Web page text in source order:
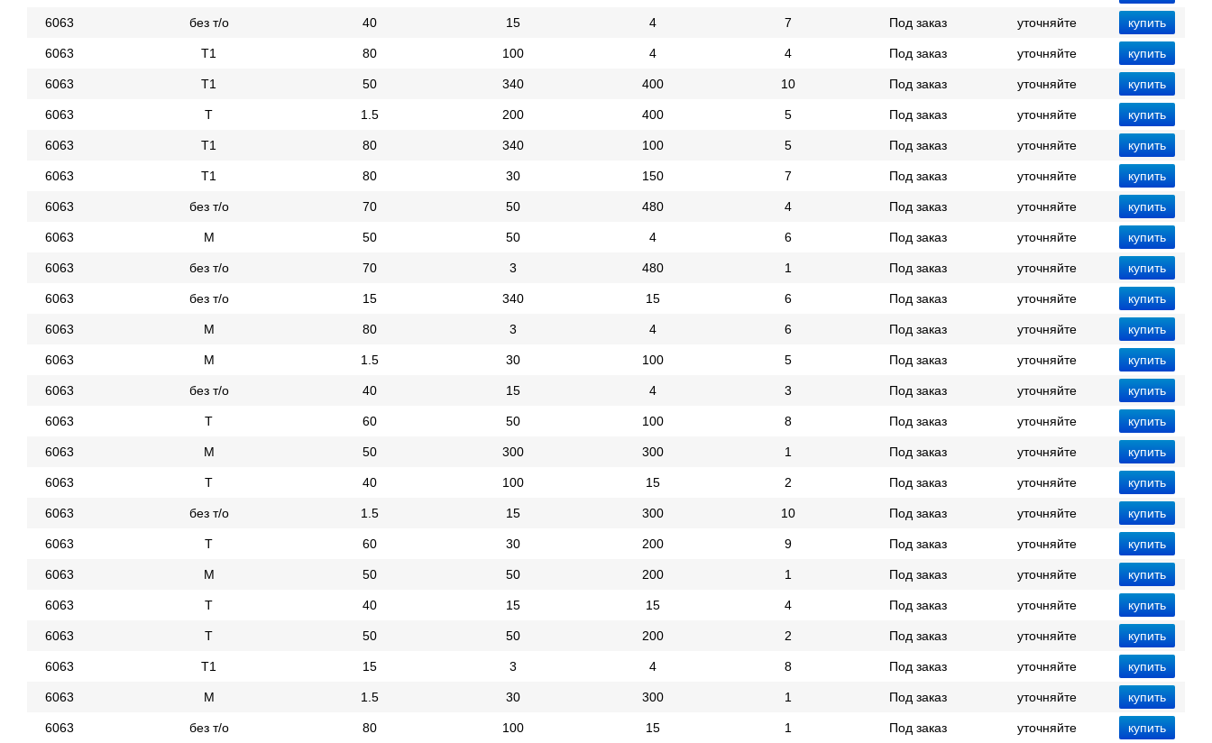
6063 без т/о 40 15 4 7 Под заказ уточняйте
6063 Т1 80 100 4 4 Под заказ уточняйте
6063 Т1 50 340 400 10 Под заказ уточняйте
6063 Т 1.5 200 400 5 Под заказ уточняйте
6063 Т1 80 340 100 5 Под заказ уточняйте
6063 Т1 80 30 150 7 Под заказ уточняйте
6063 без т/о 70 50 480 4 Под заказ уточняйте
6063 М 50 50 4 6 Под заказ уточняйте
6063 без т/о 70 3 480 1 Под заказ уточняйте
6063 без т/о 15 340 15 6 Под заказ уточняйте
6063 М 80 3 4 6 Под заказ уточняйте
6063 М 1.5 30 100 5 Под заказ уточняйте
6063 без т/о 40 15 4 3 Под заказ уточняйте
6063 Т 60 50 100 8 Под заказ уточняйте
6063 М 50 300 300 1 Под заказ уточняйте
6063 Т 40 100 15 2 Под заказ уточняйте
6063 без т/о 1.5 15 300 10 Под заказ уточняйте
6063 Т 60 30 200 9 Под заказ уточняйте
6063 М 50 50 200 1 Под заказ уточняйте
6063 Т 40 15 15 4 Под заказ уточняйте
6063 Т 50 50 200 2 Под заказ уточняйте
6063 Т1 15 3 4 8 Под заказ уточняйте
6063 М 1.5 30 300 1 Под заказ уточняйте
6063 без т/о 80 100 15 1 Под заказ уточняйте